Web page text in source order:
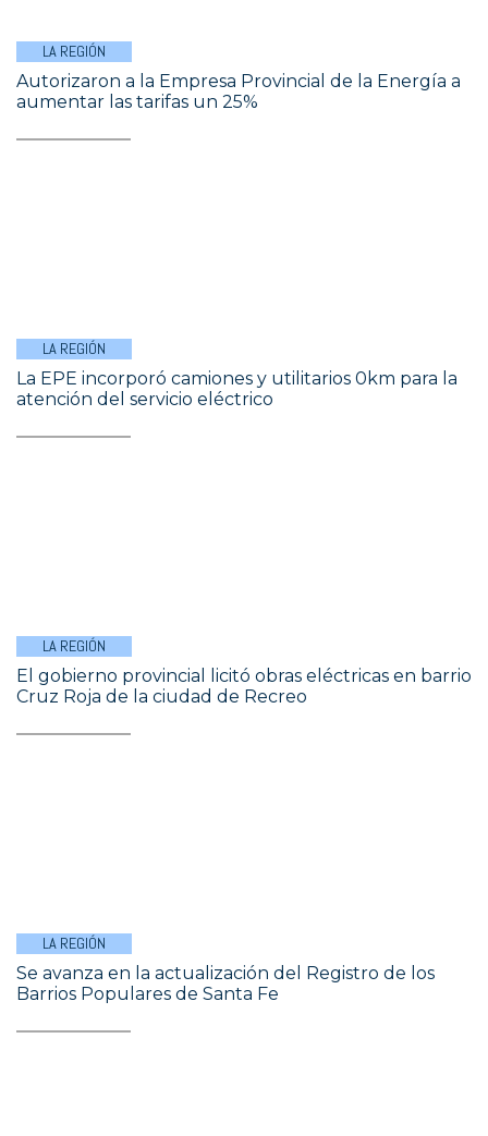
LA REGIÓN
Autorizaron a la Empresa Provincial de la Energía a
aumentar las tarifas un 25%
LA REGIÓN
La EPE incorporó camiones y utilitarios 0km para la
atención del servicio eléctrico
LA REGIÓN
El gobierno provincial licitó obras eléctricas en barrio
Cruz Roja de la ciudad de Recreo
LA REGIÓN
Se avanza en la actualización del Registro de los
Barrios Populares de Santa Fe